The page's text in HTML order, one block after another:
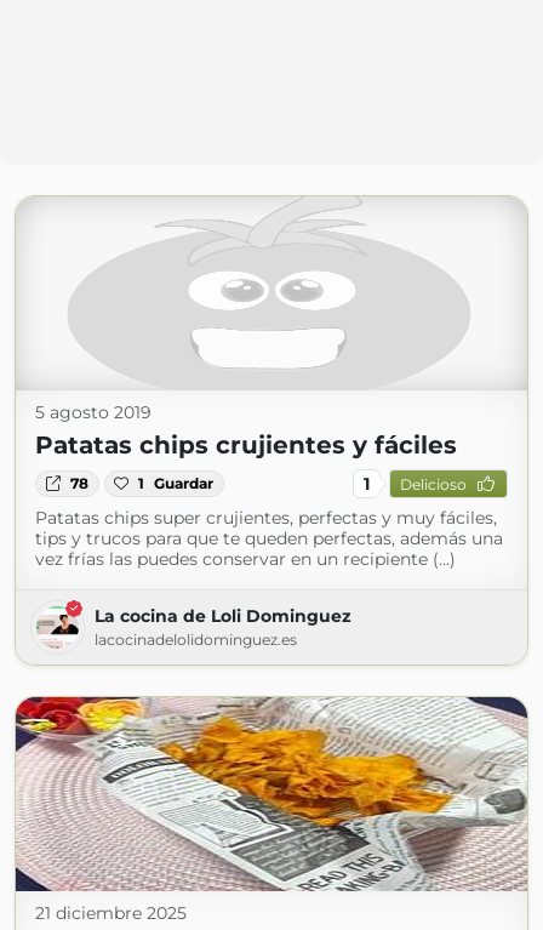
5 agosto 2019
Patatas chips crujientes y fáciles
78 1 Guardar 1 Delicioso
Patatas chips super crujientes, perfectas y muy fáciles,
tips y trucos para que te queden perfectas, además una
vez frías las puedes conservar en un recipiente (...)
La cocina de Loli Dominguez
lacocinadelolidominguez.es
21 diciembre 2025